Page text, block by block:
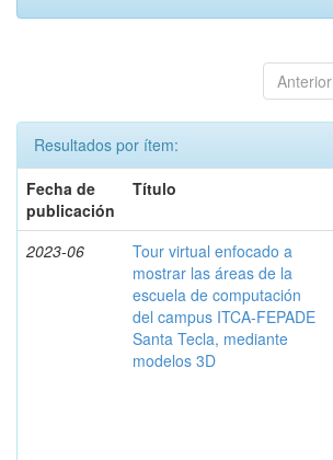
Anterior
Resultados por ítem:
Fecha de
publicación
Título
2023-06
Tour virtual enfocado a
mostrar las áreas de la
escuela de computación
del campus ITCA-FEPADE
Santa Tecla, mediante
modelos 3D